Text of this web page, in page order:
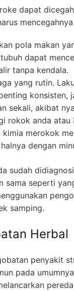
dapat
pola makan
dapat
tanpa kendala.
yang rutin.
konsisten,
sekali, akibat
rokok anda
kimia merokok
dengan
sudah
sama seperti
samping.
Herbal
penyakit
pada